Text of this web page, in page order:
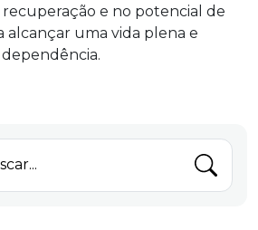
recuperação e no potencial de
alcançar uma vida plena e